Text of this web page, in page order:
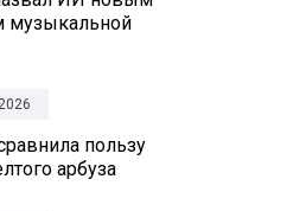
музыкальной
пользу
арбуза